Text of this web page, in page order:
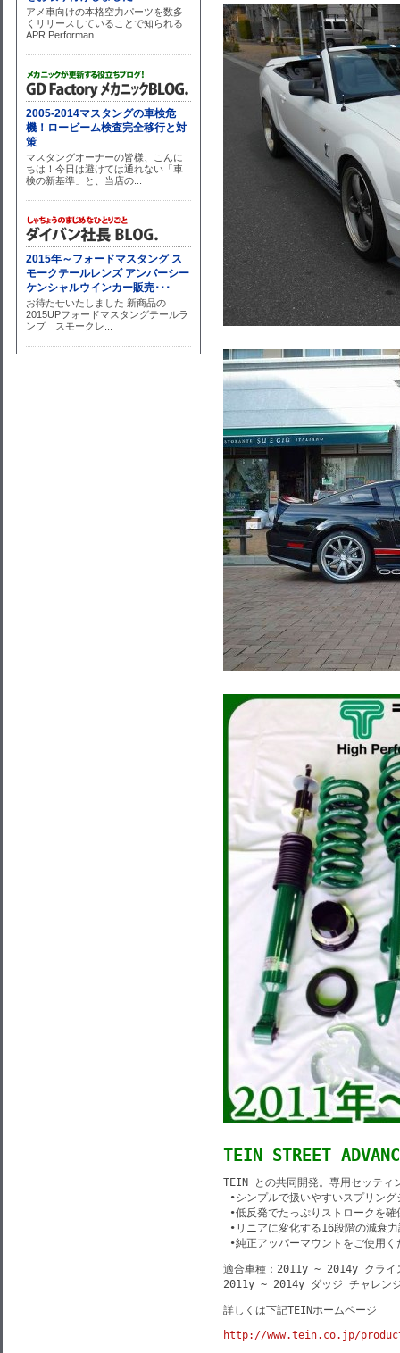
TEIN STREET
TEIN との共同開発。専用セッティ
•シンプルで扱いやすいスプリング
•低反発でたっぷりストロークを確
•リニアに変化する16段階の減衰
•純正アッパーマウントをご使用
適合車種：2011y ~ 2014y クラ
2011y ~ 2014y ダッジ チャレン
詳しくは下記TEINホームページ
http://www.tein.co.jp/